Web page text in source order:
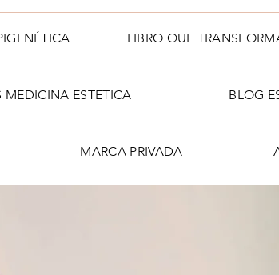
LIBRO QUE
MEDICINA ESTETICA BLOG
MARCA PRIVADA